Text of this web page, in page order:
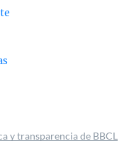
y transparencia de BBCL